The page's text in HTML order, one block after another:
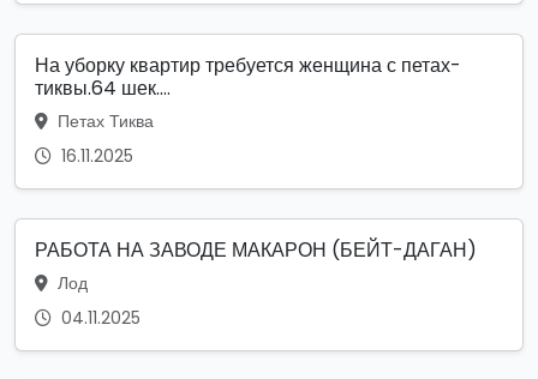
На уборку квартир требуется женщина с петах-
тиквы.64 шек....
Петах Тиква
16.11.2025
РАБОТА НА ЗАВОДЕ МАКАРОН (БЕЙТ-ДАГАН)
Лод
04.11.2025